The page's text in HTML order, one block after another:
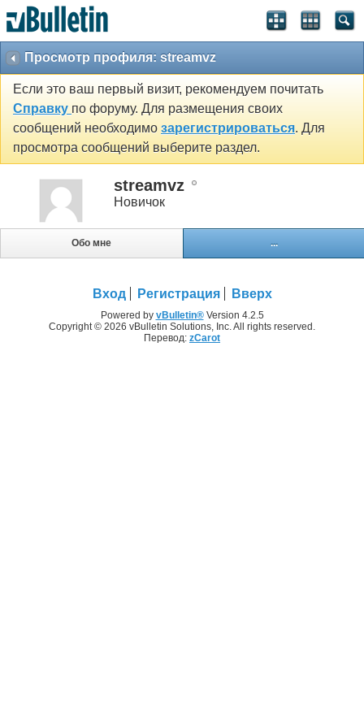
Просмотр профиля: streamvz
Если это ваш первый визит, рекомендуем почитать
Справку по форуму. Для размещения своих
сообщений необходимо зарегистрироваться. Для
просмотра сообщений выберите раздел.
streamvz
Новичок
Обо мне ...
Вход Регистрация Вверх
Powered by vBulletin®Version 4.2.5
Copyright © 2026 vBulletin Solutions, Inc. All rights reserved.
Перевод: zCarot